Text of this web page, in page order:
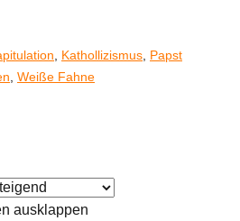
, Kathollizismus, Papst
, Weiße Fahne
ausklappen